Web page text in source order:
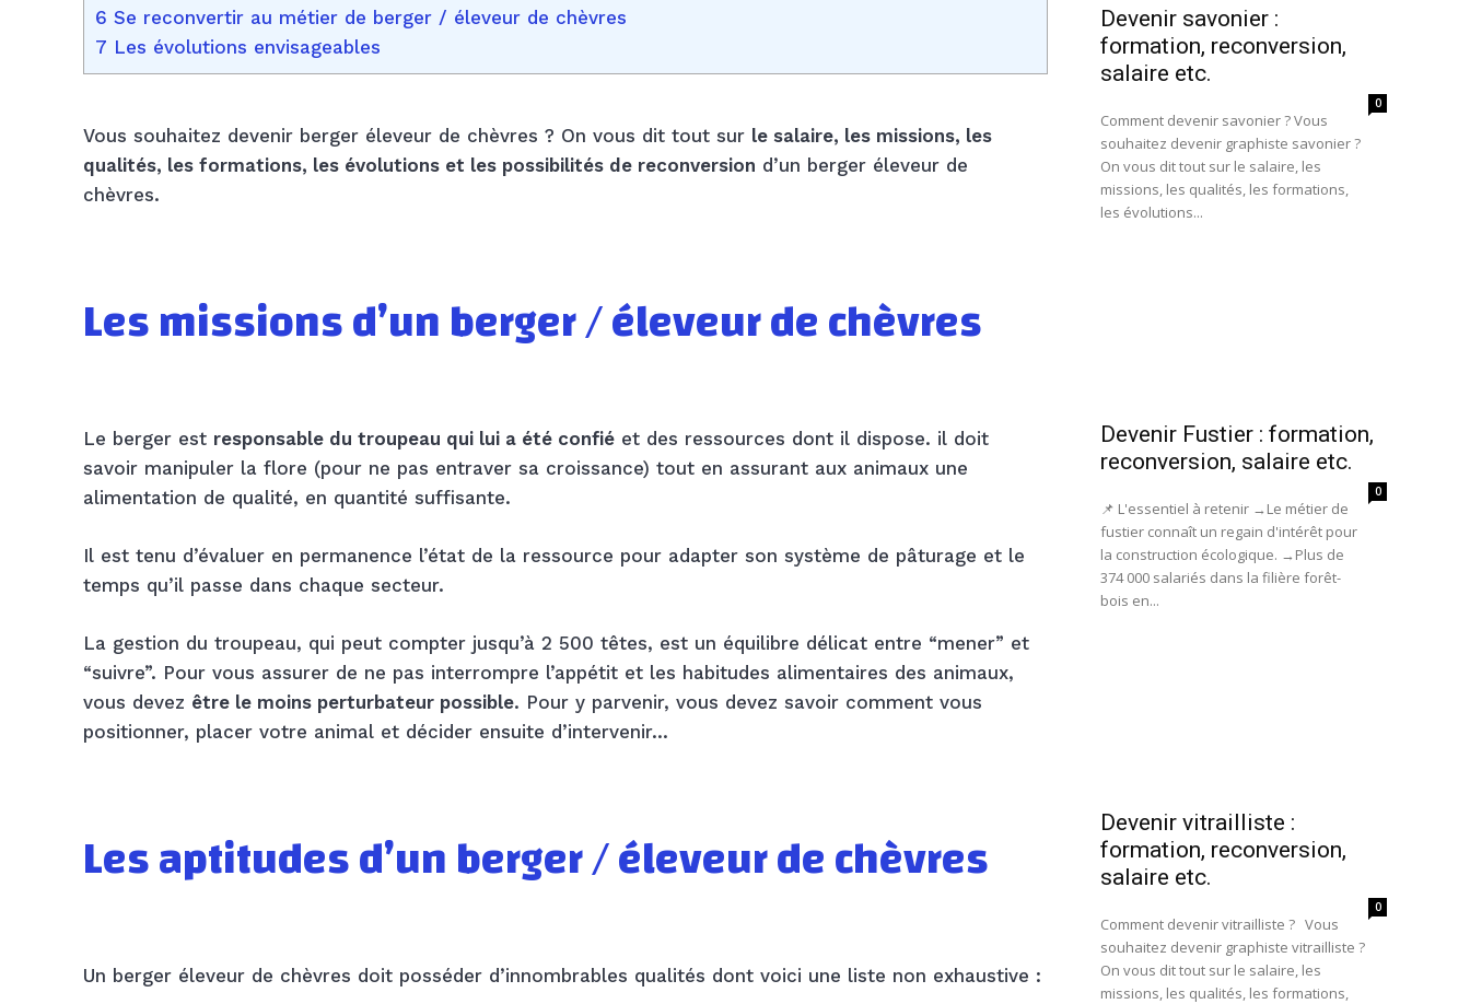
6 Se reconvertir au métier de berger / éleveur de chèvres
7 Les évolutions envisageables
Vous souhaitez devenir berger éleveur de chèvres ? On vous dit tout sur le salaire, les missions, les
qualités, les formations, les évolutions et les possibilités de reconversion d’un berger éleveur de
chèvres.
Les missions d’unberger / éleveur de chèvres
Le berger est responsable du troupeau qui lui a été confié et des ressources dont il dispose. il doit
savoir manipuler la flore (pour ne pas entraver sa croissance) tout en assurant aux animaux une
alimentation de qualité, en quantité suffisante.
Il est tenu d’évaluer en permanence l’état de la ressource pour adapter son système de pâturage et le
temps qu’il passe dans chaque secteur.
La gestion du troupeau, qui peut compter jusqu’à 2 500 têtes, est un équilibre délicat entre “mener” et
“suivre”. Pour vous assurer de ne pas interrompre l’appétit et les habitudes alimentaires des animaux,
vous devez être le moins perturbateur possible. Pour y parvenir, vous devez savoir comment vous
positionner, placer votre animal et décider ensuite d’intervenir…
Les aptitudes d’unberger / éleveur de chèvres
Un berger éleveur de chèvres doit posséder d’innombrables qualités dont voici une liste non exhaustive :
Devenir savonier :
formation, reconversion,
salaire etc.
0
Comment devenir savonier ? Vous
souhaitez devenir graphiste savonier ?
On vous dit tout sur le salaire, les
missions, les qualités, les formations,
les évolutions...
Devenir Fustier : formation,
reconversion, salaire etc.
0
📌 L'essentiel à retenir →Le métier de
fustier connaît un regain d'intérêt pour
la construction écologique. →Plus de
374 000 salariés dans la filière forêt-
bois en...
Devenir vitrailliste :
formation, reconversion,
salaire etc.
0
Comment devenir vitrailliste ? Vous
souhaitez devenir graphiste vitrailliste ?
On vous dit tout sur le salaire, les
missions, les qualités, les formations,